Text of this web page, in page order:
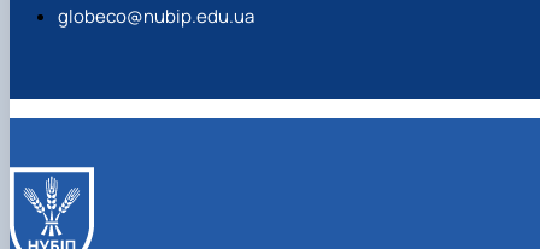
globeco@nubip.edu.ua